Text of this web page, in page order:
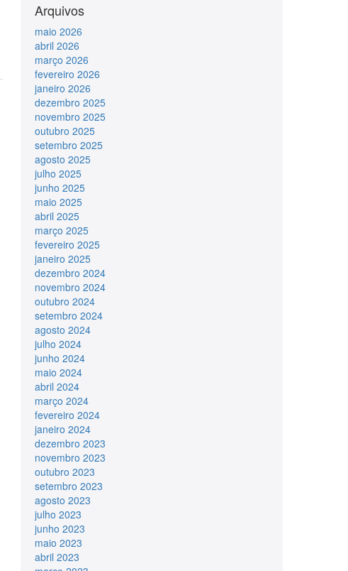
Arquivos
maio 2026
abril 2026
março 2026
fevereiro 2026
janeiro 2026
dezembro 2025
novembro 2025
outubro 2025
setembro 2025
agosto 2025
julho 2025
junho 2025
maio 2025
abril 2025
março 2025
fevereiro 2025
janeiro 2025
dezembro 2024
novembro 2024
outubro 2024
setembro 2024
agosto 2024
julho 2024
junho 2024
maio 2024
abril 2024
março 2024
fevereiro 2024
janeiro 2024
dezembro 2023
novembro 2023
outubro 2023
setembro 2023
agosto 2023
julho 2023
junho 2023
maio 2023
abril 2023